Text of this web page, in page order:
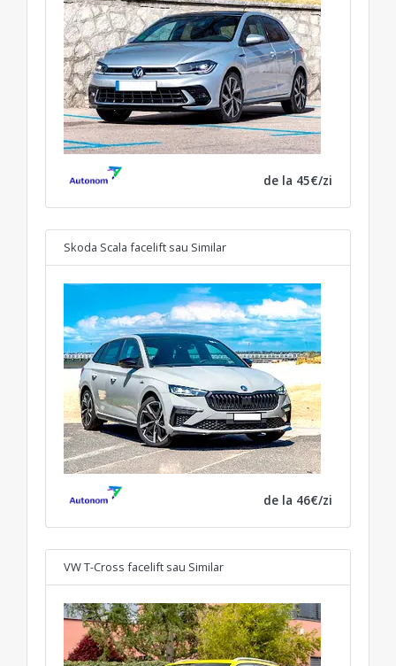
de la 45€/zi
Skoda Scala facelift sau Similar
de la 46€/zi
VW T-Cross facelift sau Similar